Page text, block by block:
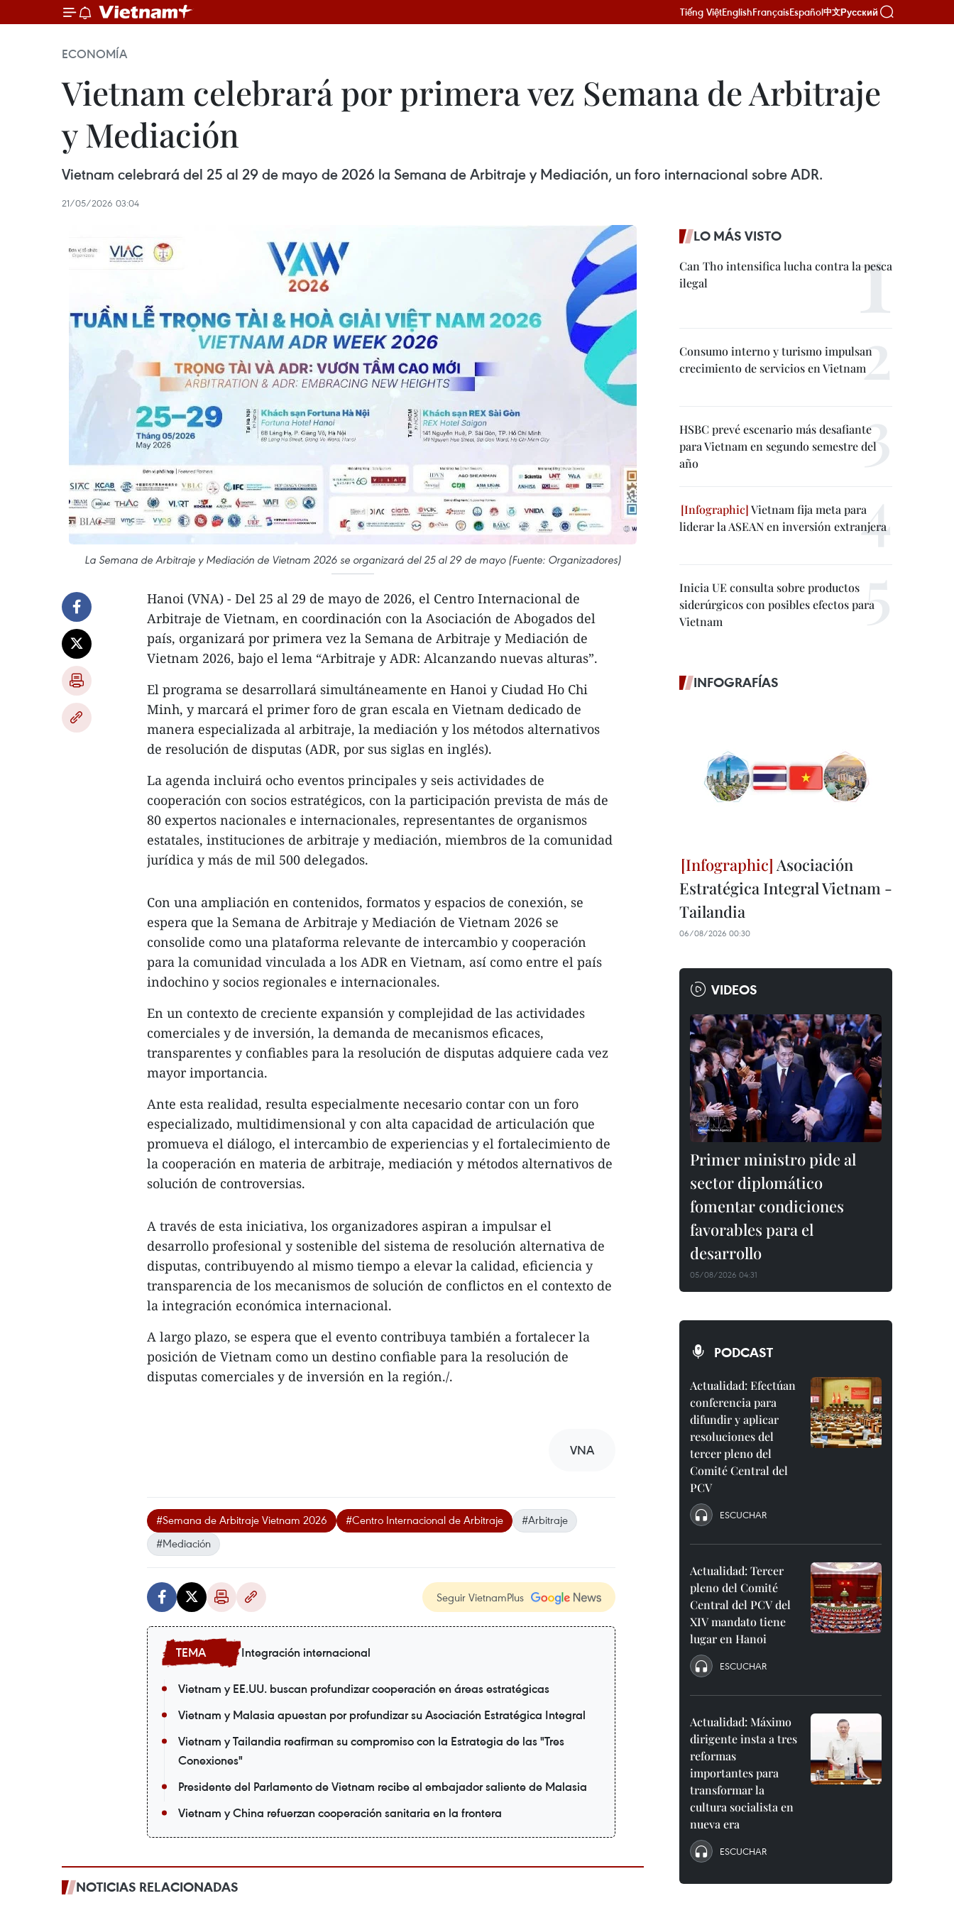
Tiếng ViệtEnglishFrançaisEspañol中文Русский
ECONOMÍA
Vietnam celebrará por primera vez Semana de Arbitraje
y Mediación
Vietnam celebrará del 25 al 29 de mayo de 2026 la Semana de Arbitraje y Mediación, un foro internacional sobre ADR.
21/05/2026 03:04
La Semana de Arbitraje y Mediación de Vietnam 2026 se organizará del 25 al 29 de mayo (Fuente: Organizadores)
Hanoi (VNA) - Del 25 al 29 de mayo de 2026, el Centro Internacional de
Arbitraje de Vietnam, en coordinación con la Asociación de Abogados del
país, organizará por primera vez la Semana de Arbitraje y Mediación de
Vietnam 2026, bajo el lema “Arbitraje y ADR: Alcanzando nuevas alturas”.
El programa se desarrollará simultáneamente en Hanoi y Ciudad Ho Chi
Minh, y marcará el primer foro de gran escala en Vietnam dedicado de
manera especializada al arbitraje, la mediación y los métodos alternativos
de resolución de disputas (ADR, por sus siglas en inglés).
La agenda incluirá ocho eventos principales y seis actividades de
cooperación con socios estratégicos, con la participación prevista de más de
80 expertos nacionales e internacionales, representantes de organismos
estatales, instituciones de arbitraje y mediación, miembros de la comunidad
jurídica y más de mil 500 delegados.
Con una ampliación en contenidos, formatos y espacios de conexión, se
espera que la Semana de Arbitraje y Mediación de Vietnam 2026 se
consolide como una plataforma relevante de intercambio y cooperación
para la comunidad vinculada a los ADR en Vietnam, así como entre el país
indochino y socios regionales e internacionales.
En un contexto de creciente expansión y complejidad de las actividades
comerciales y de inversión, la demanda de mecanismos eficaces,
transparentes y confiables para la resolución de disputas adquiere cada vez
mayor importancia.
Ante esta realidad, resulta especialmente necesario contar con un foro
especializado, multidimensional y con alta capacidad de articulación que
promueva el diálogo, el intercambio de experiencias y el fortalecimiento de
la cooperación en materia de arbitraje, mediación y métodos alternativos de
solución de controversias.
A través de esta iniciativa, los organizadores aspiran a impulsar el
desarrollo profesional y sostenible del sistema de resolución alternativa de
disputas, contribuyendo al mismo tiempo a elevar la calidad, eficiencia y
transparencia de los mecanismos de solución de conflictos en el contexto de
la integración económica internacional.
A largo plazo, se espera que el evento contribuya también a fortalecer la
posición de Vietnam como un destino confiable para la resolución de
disputas comerciales y de inversión en la región./.
VNA
#Semana de Arbitraje Vietnam 2026 #Centro Internacional de Arbitraje
#Arbitraje
#Mediación
Seguir VietnamPlus
Integración internacional
Vietnam y EE.UU. buscan profundizar cooperación en áreas estratégicas
Vietnam y Malasia apuestan por profundizar su Asociación Estratégica Integral
Vietnam y Tailandia reafirman su compromiso con la Estrategia de las "Tres
Conexiones"
Presidente del Parlamento de Vietnam recibe al embajador saliente de Malasia
Vietnam y China refuerzan cooperación sanitaria en la frontera
NOTICIAS RELACIONADAS
LO MÁS VISTO
Can Tho intensifica lucha contra la pesca
ilegal
Consumo interno y turismo impulsan
crecimiento de servicios en Vietnam
HSBC prevé escenario más desafiante
para Vietnam en segundo semestre del
año
Vietnam fija meta para
liderar la ASEAN en inversión extranjera
Inicia UE consulta sobre productos
siderúrgicos con posibles efectos para
Vietnam
INFOGRAFÍAS
Asociación
Estratégica Integral Vietnam -
Tailandia
06/08/2026 00:30
VIDEOS
Primer ministro pide al
sector diplomático
fomentar condiciones
favorables para el
desarrollo
05/08/2026 04:31
PODCAST
Actualidad: Efectúan
conferencia para
difundir y aplicar
resoluciones del
tercer pleno del
Comité Central del
PCV
ESCUCHAR
Actualidad: Tercer
pleno del Comité
Central del PCV del
XIV mandato tiene
lugar en Hanoi
ESCUCHAR
Actualidad: Máximo
dirigente insta a tres
reformas
importantes para
transformar la
cultura socialista en
nueva era
ESCUCHAR